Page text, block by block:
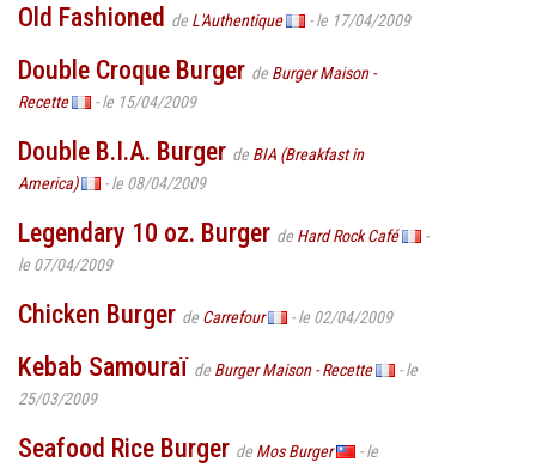
Old Fashioned de L'Authentique - le 17/04/2009
Double Croque Burger de Burger Maison -
Recette
- le 15/04/2009
Double B.I.A. Burger de BIA (Breakfast in
America)
- le 08/04/2009
Legendary 10 oz. Burger de Hard Rock Café
-
le 07/04/2009
Chicken Burger de Carrefour - le 02/04/2009
Kebab Samouraï de Burger Maison - Recette
- le
25/03/2009
Seafood Rice Burger de Mos Burger
- le